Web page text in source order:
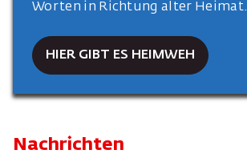
Worten in Richtung alter Heimat.
HIER GIBT ES HEIMWEH
Nachrichten